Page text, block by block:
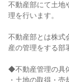
不動産部にて土地
理を行います。
不動産部とは株式
産の管理をする部
◆不動産管理の具
・土地の取得・売